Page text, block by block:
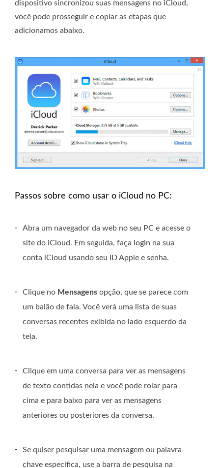
dispositivo sincronizou suas mensagens no iCloud,
você pode prosseguir e copiar as etapas que
adicionamos abaixo.
Passos sobre como usar o iCloud no PC:
-
Abra um navegador da web no seu PC e acesse o
site do iCloud. Em seguida, faça login na sua
conta iCloud usando seu ID Apple e senha.
- Clique no Mensagens opção, que se parece com
um balão de fala. Você verá uma lista de suas
conversas recentes exibida no lado esquerdo da
tela.
-
Clique em uma conversa para ver as mensagens
de texto contidas nela e você pode rolar para
cima e para baixo para ver as mensagens
anteriores ou posteriores da conversa.
-
Se quiser pesquisar uma mensagem ou palavra-
chave específica, use a barra de pesquisa na